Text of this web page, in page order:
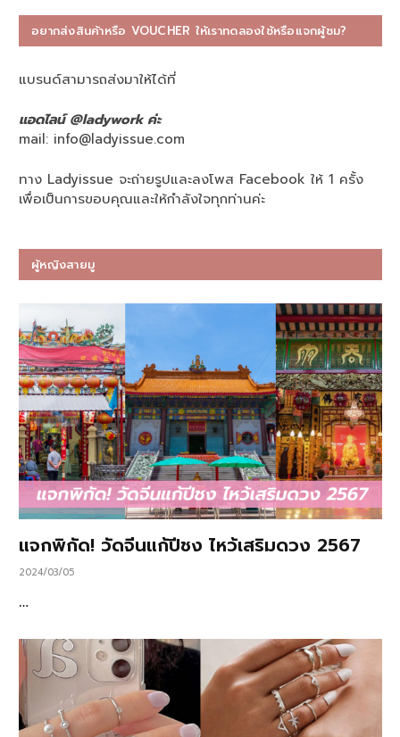
อยากส่งสินค้าหรือ VOUCHER ให้เราทดลองใช้หรือแจกผู้ชม?
แบรนด์สามารถส่งมาให้ได้ที่
แอดไลน์ @ladywork ค่ะ
mail: info@ladyissue.com
ทาง Ladyissue จะถ่ายรูปและลงโพส Facebook ให้ 1 ครั้ง
เพื่อเป็นการขอบคุณและให้กำลังใจทุกท่านค่ะ
ผู้หญิงสายมู
แจกพิกัด! วัดจีนแก้ปีชง ไหว้เสริมดวง 2567
2024/03/05
…